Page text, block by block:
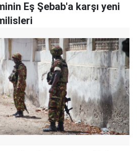
Eş Şebab'a karşı yeni